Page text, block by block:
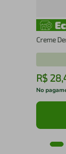
Creme
R$ 28,
No